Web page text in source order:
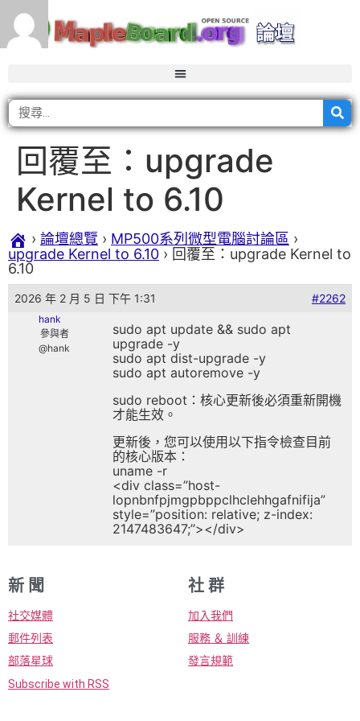
回覆至：upgrade
Kernel to 6.10
› 論壇總覽 › MP500系列微型電腦討論區 ›
upgrade Kernel to 6.10 › 回覆至：upgrade Kernel to
6.10
2026 年 2 月 5 日 下午 1:31 #2262
hank
參與者
@hank
sudo apt update && sudo apt
upgrade -y
sudo apt dist-upgrade -y
sudo apt autoremove -y
sudo reboot：核心更新後必須重新開機
才能生效。
更新後，您可以使用以下指令檢查目前
的核心版本：
uname -r
<div class=”host-
lopnbnfpjmgpbppclhclehhgafnifija”
style=”position: relative; z-index:
2147483647;”></div>
新 聞
社交媒體
郵件列表
部落星球
Subscribe with RSS
社 群
加入我們
服務 ＆ 訓練
發言規範